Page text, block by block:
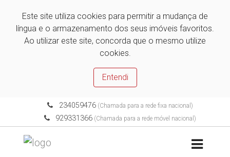
Este site utiliza cookies para permitir a mudança de
língua e o armazenamento dos seus imóveis favoritos.
Ao utilizar este site, concorda que o mesmo utilize
cookies.
Entendi
234059476(Chamada para a rede fixa nacional)
929331366 (Chamada para a rede móvel nacional)